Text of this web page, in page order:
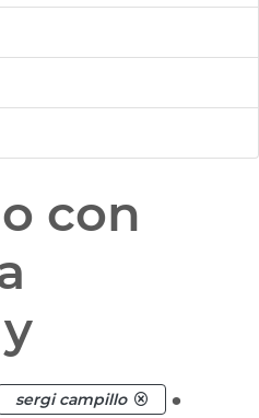
con
y
sergi campillo .